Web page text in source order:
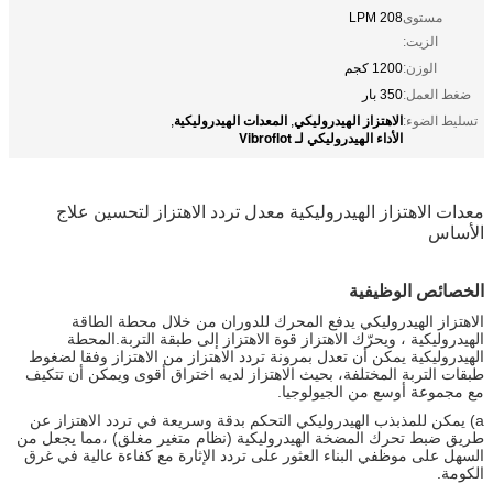
مستوى
الزيت:
208 LPM
الوزن:1200 كجم
ضغط العمل:350 بار
تسليط الضوء:الاهتزاز الهيدروليكي, المعدات الهيدروليكية,
الأداء الهيدروليكي لـ Vibroflot
معدات الاهتزاز الهيدروليكية معدل تردد الاهتزاز لتحسين علاج
الأساس
الخصائص الوظيفية
الاهتزاز الهيدروليكي يدفع المحرك للدوران من خلال محطة الطاقة
الهيدروليكية ، ويحرّك الاهتزاز قوة الاهتزاز إلى طبقة التربة.المحطة
الهيدروليكية يمكن أن تعدل بمرونة تردد الاهتزاز من الاهتزاز وفقا لضغوط
طبقات التربة المختلفة، بحيث الاهتزاز لديه اختراق أقوى ويمكن أن تتكيف
مع مجموعة أوسع من الجيولوجيا.
a) يمكن للمذبذب الهيدروليكي التحكم بدقة وسريعة في تردد الاهتزاز عن
طريق ضبط تحرك المضخة الهيدروليكية (نظام متغير مغلق) ،مما يجعل من
السهل على موظفي البناء العثور على تردد الإثارة مع كفاءة عالية في غرق
الكومة.